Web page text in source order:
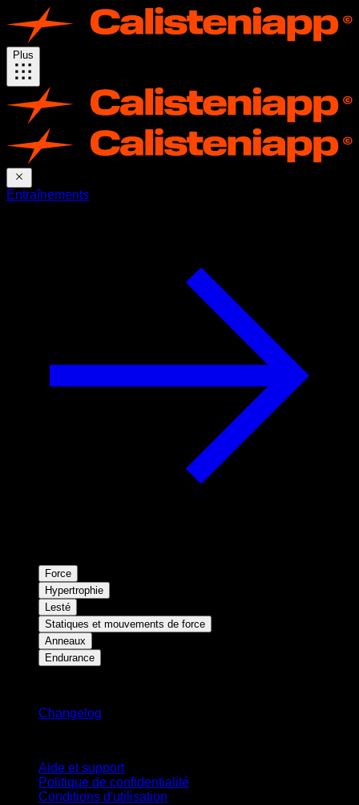
Plus
Entraînements
Force
Hypertrophie
Lesté
Statiques et mouvements de force
Anneaux
Endurance
Changelog
Aide et support
Politique de confidentialité
Conditions d'utilisation